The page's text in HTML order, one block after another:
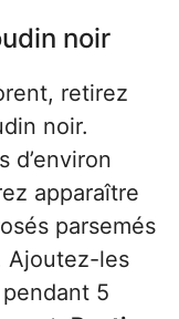
noir
retirez
noir.
d’environ
apparaître
parsemés
Ajoutez-les
5